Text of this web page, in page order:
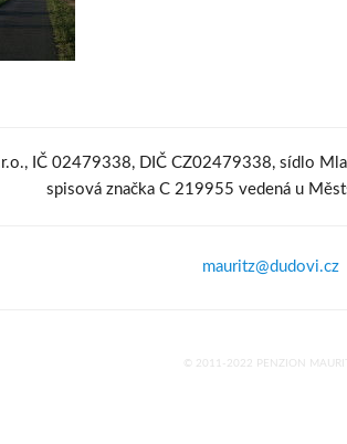
IČ 02479338, DIČ CZ02479338, sídlo
spisová značka C 219955 vedená u
mauritz@dudovi.cz
© 2011-2022 PENZION